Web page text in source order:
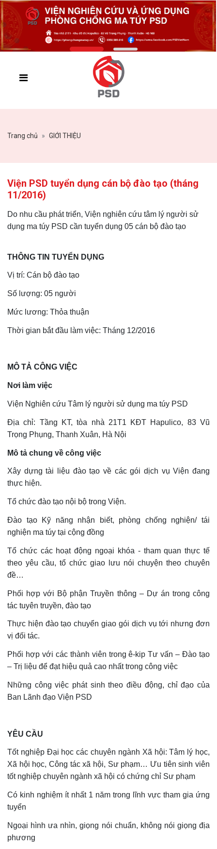
Trang chủ GIỚI THIỆU
Viện PSD tuyển dụng cán bộ đào tạo (tháng
11/2016)
Do nhu cầu phát triển, Viện nghiên cứu tâm lý người sử
dụng ma túy PSD cần tuyển dụng 05 cán bộ đào tạo
THÔNG TIN TUYỂN DỤNG
Vị trí: Cán bộ đào tạo
Số lượng: 05 người
Mức lương: Thỏa thuận
Thời gian bắt đầu làm việc: Tháng 12/2016
MÔ TẢ CÔNG VIỆC
Nơi làm việc
Viện Nghiên cứu Tâm lý người sử dụng ma túy PSD
Địa chỉ: Tầng KT, tòa nhà 21T1 KĐT Hapulico, 83 Vũ
Trọng Phụng, Thanh Xuân, Hà Nội
Mô tả chung về công việc
Xây dựng tài liệu đào tạo về các gói dịch vụ Viện đang
thực hiện.
Tổ chức đào tạo nội bộ trong Viện.
Đào tạo Kỹ năng nhận biết, phòng chống nghiện/ tái
nghiện ma túy tại cộng đồng
Tổ chức các hoạt động ngoại khóa - tham quan thực tế
theo yêu cầu, tổ chức giao lưu nói chuyện theo chuyên
đề…
Phối hợp với Bộ phận Truyền thông – Dự án trong công
tác tuyên truyền, đào tạo
Thực hiện đào tạo chuyển giao gói dịch vụ tới nhưng đơn
vị đối tác.
Phối hợp với các thành viên trong ê-kip Tư vấn – Đào tạo
– Trị liệu để đạt hiệu quả cao nhất trong công việc
Những công việc phát sinh theo điều động, chỉ đạo của
Ban Lãnh đạo Viện PSD
YÊU CẦU
Tốt nghiệp Đại học các chuyên ngành Xã hội: Tâm lý học,
Xã hội học, Công tác xã hội, Sư phạm… Ưu tiên sinh viên
tốt nghiệp chuyên ngành xã hội có chứng chỉ Sư phạm
Có kinh nghiệm ít nhất 1 năm trong lĩnh vực tham gia ứng
tuyển
Ngoại hình ưa nhìn, giọng nói chuẩn, không nói giọng địa
phương